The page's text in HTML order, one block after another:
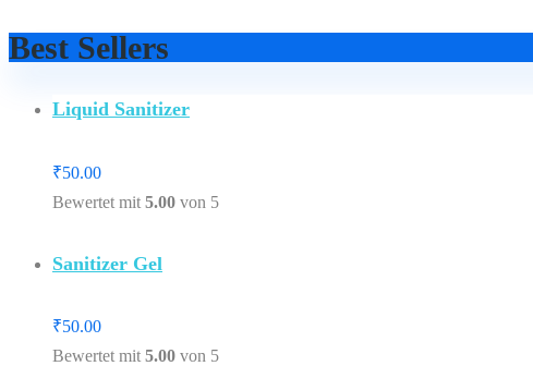
Best Sellers
Liquid Sanitizer
₹50.00
Bewertet mit 5.00 von 5
Sanitizer Gel
₹50.00
Bewertet mit 5.00 von 5